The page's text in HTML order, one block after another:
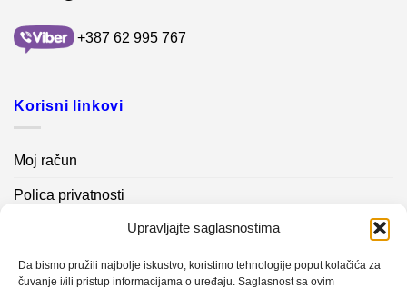
Upravljajte saglasnostima
Da bismo pružili najbolje iskustvo, koristimo tehnologije poput kolačića za
čuvanje i/ili pristup informacijama o uređaju. Saglasnost sa ovim
+387 62 995 767
Korisni linkovi
Moj račun
Polica privatnosti
Kontakt info